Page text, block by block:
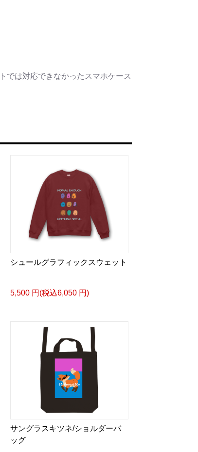
では対応できなかったスマホケース
シュールグラフィックスウェット
5,500 円(税込6,050 円)
サングラスキツネ/ショルダーバ
ッグ